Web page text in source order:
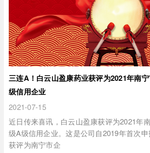
三连A！白云山盈康药业获评为2021年南
级信用企业
2021-07-15
近日传来喜讯，白云山盈康获评为2021年
级A级信用企业。这是公司自2019年首次
获评为南宁市企